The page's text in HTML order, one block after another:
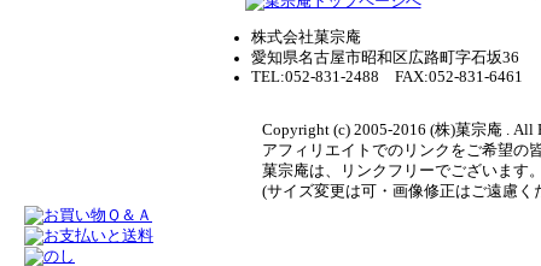
株式会社菓宗庵
愛知県名古屋市昭和区広路町字石坂36
TEL:052-831-2488 FAX:052-831-6461
Copyright (c) 2005-2016 (株)菓宗庵 . All
アフィリエイトでのリンクをご希望の
菓宗庵は、リンクフリーでございます
(サイズ変更は可・画像修正はご遠慮